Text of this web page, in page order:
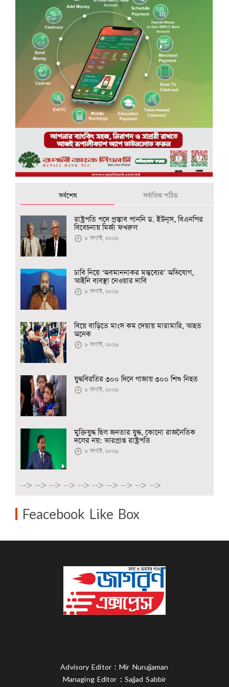
সর্বশেষ সর্বাধিক পঠিত
রাষ্ট্রপতি পদে প্রস্তাব পাননি ড. ইউনূস, বিএনপির
বিবেচনায় মির্জা ফখরুল
৮ অগাস্ট, ২০২৬
ঢাবি নিয়ে ‘অবমাননাকর মন্তব্যের’ অভিযোগ,
আইনি ব্যবস্থা নেওয়ার দাবি
৮ অগাস্ট, ২০২৬
বিয়ে বাড়িতে মাংস কম দেয়ায় মারামারি, আহত
অনেক
৮ অগাস্ট, ২০২৬
যুদ্ধবিরতির ৩০০ দিনে গাজায় ৩০০ শিশু নিহত
৮ অগাস্ট, ২০২৬
মুক্তিযুদ্ধ ছিল জনতার যুদ্ধ, কোনো রাজনৈতিক
দলের নয়: ভারপ্রাপ্ত রাষ্ট্রপতি
৮ অগাস্ট, ২০২৬
--> --> --> --> --> --> --> --> --> -->
Feacebook Like Box
Advisory Editor : Mir Nurujjaman
Managing Editor : Sajjad Sabbir